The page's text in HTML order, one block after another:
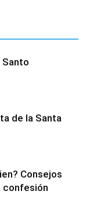
Santo
de la Santa
Consejos
confesión